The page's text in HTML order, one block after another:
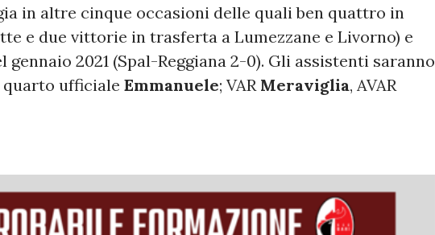
in altre cinque occasioni delle quali ben quattro in
e due vittorie in trasferta a Lumezzane e Livorno) e
gennaio 2021 (Spal-Reggiana 2-0). Gli assistenti saranno
quarto ufficiale Emmanuele; VAR Meraviglia, AVAR